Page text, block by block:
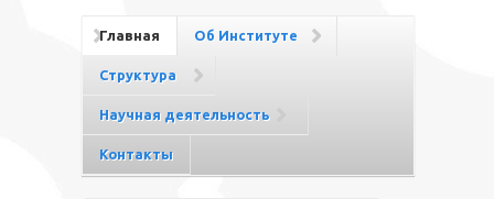
Главная Об Институте
Структура
Научная деятельность
Контакты